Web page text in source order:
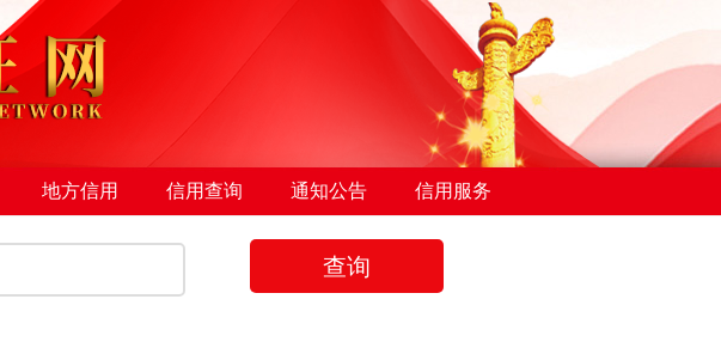
地方信用 信用查询 通知公告 信用服务
查询